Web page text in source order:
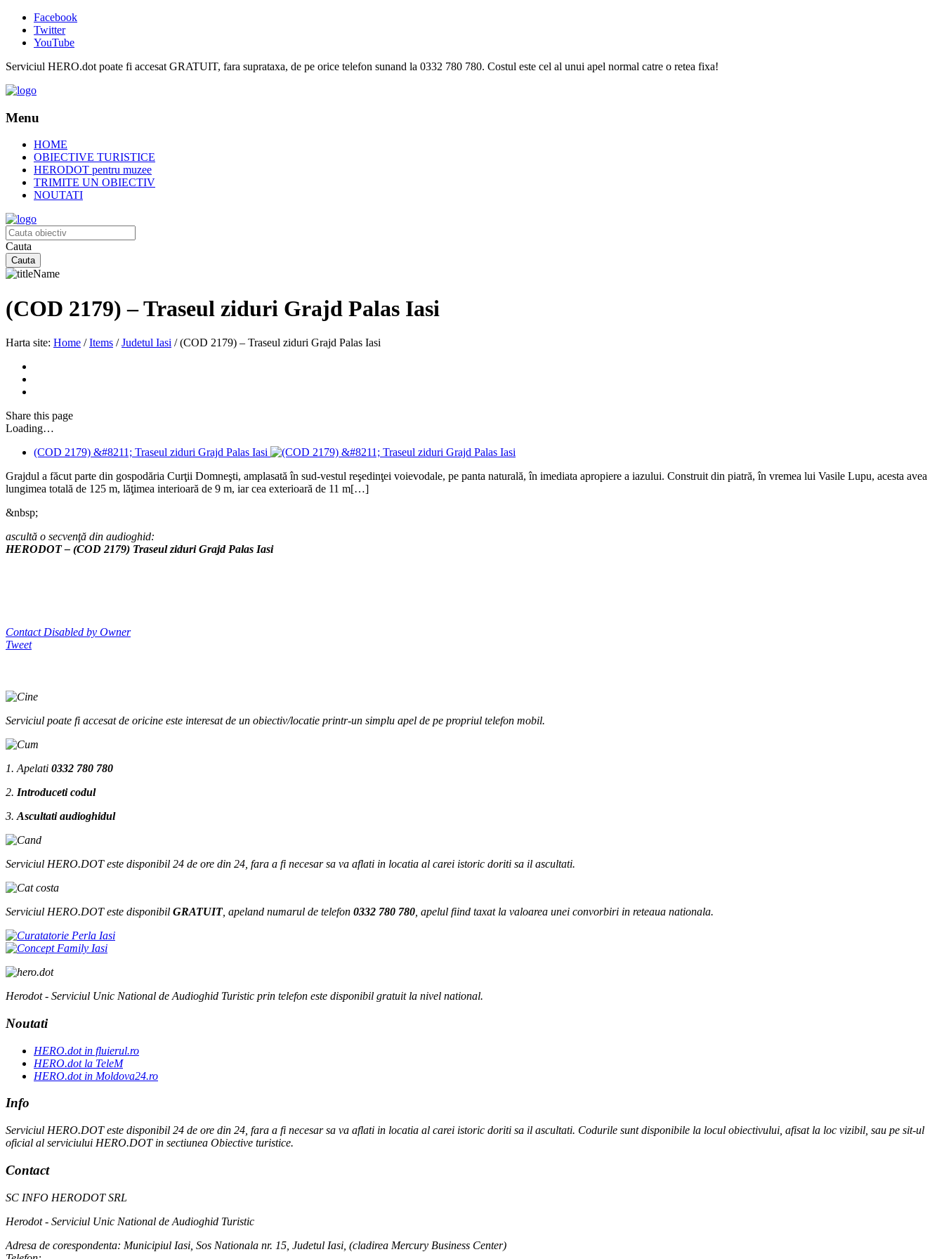
Facebook
Twitter
YouTube
Serviciul HERO.dot poate fi accesat GRATUIT, fara suprataxa, de pe orice telefon sunand la 0332 780 780. Costul este cel al unui apel normal catre o retea fixa!
Menu
HOME
OBIECTIVE TURISTICE
HERODOT pentru muzee
TRIMITE UN OBIECTIV
NOUTATI
Cauta
(COD 2179) – Traseul ziduri Grajd Palas Iasi
Harta site: Home / Items / Judetul Iasi / (COD 2179) – Traseul ziduri Grajd Palas Iasi
Share this page
Loading…
(COD 2179) &#8211; Traseul ziduri Grajd Palas Iasi
Grajdul a făcut parte din gospodăria Curţii Domneşti, amplasată în sud-vestul reşedinţei voievodale, pe panta naturală, în imediata apropiere a iazului. Construit din piatră, în vremea lui Vasile Lupu, acesta avea
lungimea totală de 125 m, lăţimea interioară de 9 m, iar cea exterioară de 11 m[…]
&nbsp;
ascultă o secvenţă din audioghid:
HERODOT – (COD 2179) Traseul ziduri Grajd Palas Iasi
Contact Disabled by Owner
Tweet
Serviciul poate fi accesat de oricine este interesat de un obiectiv/locatie printr-un simplu apel de pe propriul telefon mobil.
1. Apelati 0332 780 780
2. Introduceti codul
3. Ascultati audioghidul
Serviciul HERO.DOT este disponibil 24 de ore din 24, fara a fi necesar sa va aflati in locatia al carei istoric doriti sa il ascultati.
Serviciul HERO.DOT este disponibil GRATUIT, apeland numarul de telefon 0332 780 780 , apelul fiind taxat la valoarea unei convorbiri in reteaua nationala.
Herodot - Serviciul Unic National de Audioghid Turistic prin telefon este disponibil gratuit la nivel national.
Noutati
HERO.dot in fluierul.ro
HERO.dot la TeleM
HERO.dot in Moldova24.ro
Info
Serviciul HERO.DOT este disponibil 24 de ore din 24, fara a fi necesar sa va aflati in locatia al carei istoric doriti sa il ascultati. Codurile sunt disponibile la locul obiectivului, afisat la loc vizibil, sau pe sit-ul
oficial al serviciului HERO.DOT in sectiunea Obiective turistice.
Contact
SC INFO HERODOT SRL
Herodot - Serviciul Unic National de Audioghid Turistic
Adresa de corespondenta: Municipiul Iasi, Sos Nationala nr. 15, Judetul Iasi, (cladirea Mercury Business Center)